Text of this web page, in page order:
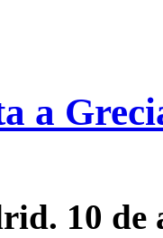
a
10 de